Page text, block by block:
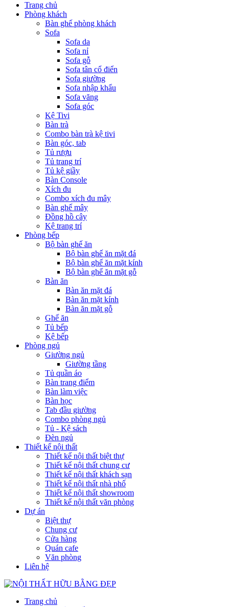
Trang chủ
Phòng khách
Bàn ghế phòng khách
Sofa
Sofa da
Sofa nỉ
Sofa gỗ
Sofa tân cổ điển
Sofa giường
Sofa nhập khẩu
Sofa văng
Sofa góc
Kệ Tivi
Bàn trà
Combo bàn trà kệ tivi
Bàn góc, tab
Tủ rượu
Tủ trang trí
Tủ kệ giầy
Bàn Console
Xích đu
Combo xích đu mây
Bàn ghế mây
Đồng hồ cây
Kệ trang trí
Phòng bếp
Bộ bàn ghế ăn
Bộ bàn ghế ăn mặt đá
Bộ bàn ghế ăn mặt kính
Bộ bàn ghế ăn mặt gỗ
Bàn ăn
Bàn ăn mặt đá
Bàn ăn mặt kính
Bàn ăn mặt gỗ
Ghế ăn
Tủ bếp
Kệ bếp
Phòng ngủ
Giường ngủ
Giường tầng
Tủ quần áo
Bàn trang điểm
Bàn làm việc
Bàn học
Tab đầu giường
Combo phòng ngủ
Tủ - Kệ sách
Đèn ngủ
Thiết kế nội thất
Thiết kế nội thất biệt thự
Thiết kế nội thất chung cư
Thiết kế nội thất khách sạn
Thiết kế nội thất nhà phố
Thiết kế nội thất showroom
Thiết kế nội thất văn phòng
Dự án
Biệt thự
Chung cư
Cửa hàng
Quán cafe
Văn phòng
Liên hệ
Trang chủ